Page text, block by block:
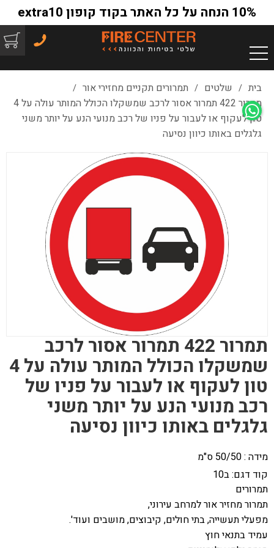
10% הנחה על כל האתר בקוד קופון extra10
בית / שלטים / תמרורים תקניים מחזירי אור /
תמרור 422 תמרור אסור לרכב שמשקלו הכולל המותר עולה על 4
טון לעקוף או לעבור על פניו של רכב מנועי הנע על יותר משני
גלגלים באותו כיוון נסיעה
תמרור 422 תמרור אסור לרכב
שמשקלו הכולל המותר עולה על 4
טון לעקוף או לעבור על פניו של
רכב מנועי הנע על יותר משני
גלגלים באותו כיוון נסיעה
מידה : 50/50 ס"מ
קוד דגם:ב10
תמרורים
תמרור מחזיר אור למרחב עירוני,
מפעלי תעשייה, בתי חולים, קיבוצים, מושבים ועוד'.
עמיד בתנאי חוץ